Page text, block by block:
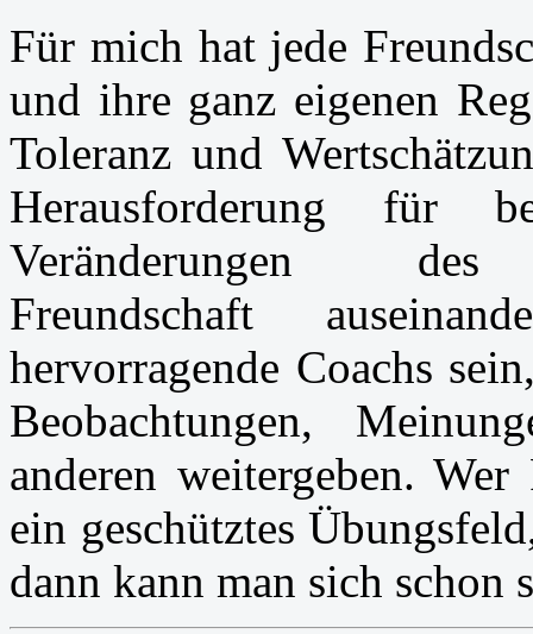
Für mich hat jede
und ihre ganz eigenen
Toleranz und
Herausforderung für
Veränderungen
Freundschaft
hervorragende Coachs
Beobachtungen,
anderen weitergeben.
ein geschütztes
dann kann man sich schon